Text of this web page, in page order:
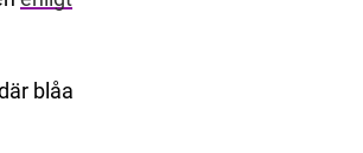
blåa